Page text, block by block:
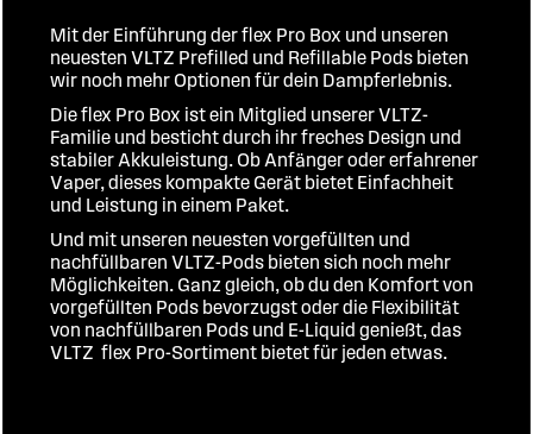
Mit der Einführung der flex Pro Box und unseren
neuesten VLTZ Prefilled und Refillable Pods bieten
wir noch mehr Optionen für dein Dampferlebnis.
Die flex Pro Box ist ein Mitglied unserer VLTZ-
Familie und besticht durch ihr freches Design und
stabiler Akkuleistung. Ob Anfänger oder erfahrener
Vaper, dieses kompakte Gerät bietet Einfachheit
und Leistung in einem Paket.
Und mit unseren neuesten vorgefüllten und
nachfüllbaren VLTZ-Pods bieten sich noch mehr
Möglichkeiten. Ganz gleich, ob du den Komfort von
vorgefüllten Pods bevorzugst oder die Flexibilität
von nachfüllbaren Pods und E-Liquid genießt, das
VLTZ flex Pro-Sortiment bietet für jeden etwas.